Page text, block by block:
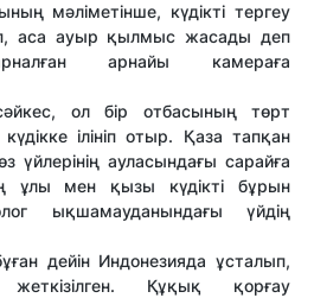
мәліметінше, күдікті тергеу
аса ауыр қылмыс жасады деп
арнайы камераға
ол бір отбасының төрт
ілініп отыр. Қаза тапқан
үйлерінің ауласындағы сарайға
ұлы мен қызы күдікті бұрын
ықшамауданындағы үйдің
дейін Индонезияда ұсталып,
жеткізілген. Құқық қорғау